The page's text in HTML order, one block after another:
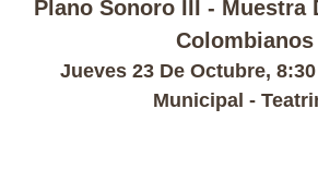
Plano Sonoro III - Muestra
Colombianos
Jueves 23 De Octubre,
Municipal -